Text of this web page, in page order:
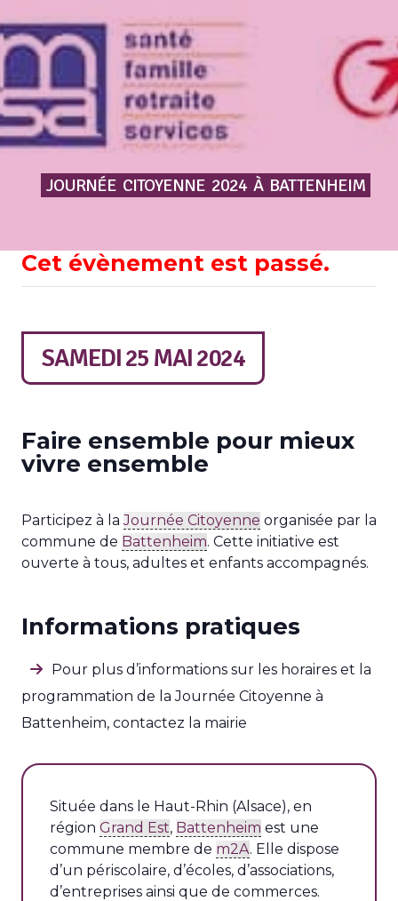
JOURNÉE CITOYENNE 2024 À BATTENHEIM
Cet évènement est passé.
SAMEDI 25 MAI 2024
Faire ensemble pour mieux
vivre ensemble
Participez à laJournée Citoyenne organisée par la
commune de Battenheim. Cette initiative est
ouverte à tous, adultes et enfants accompagnés.
Informations pratiques
Pour plus d’informations sur les horaires et la
programmation de la Journée Citoyenne à
Battenheim, contactez la mairie
Située dans le Haut-Rhin (Alsace), en
région Grand Est, Battenheim est une
commune membre de m2A. Elle dispose
d’un périscolaire, d’écoles, d’associations,
d’entreprises ainsi que de commerces.